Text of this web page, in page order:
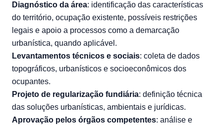
Diagnóstico da área: identificação das características
do território, ocupação existente, possíveis restrições
legais e apoio a processos como a demarcação
urbanística, quando aplicável.
Levantamentos técnicos e sociais: coleta de dados
topográficos, urbanísticos e socioeconômicos dos
ocupantes.
Projeto de regularização fundiária: definição técnica
das soluções urbanísticas, ambientais e jurídicas.
Aprovação pelos órgãos competentes: análise e